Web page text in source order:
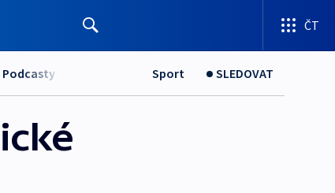
ČT
Podcasty Sport SLEDOVAT